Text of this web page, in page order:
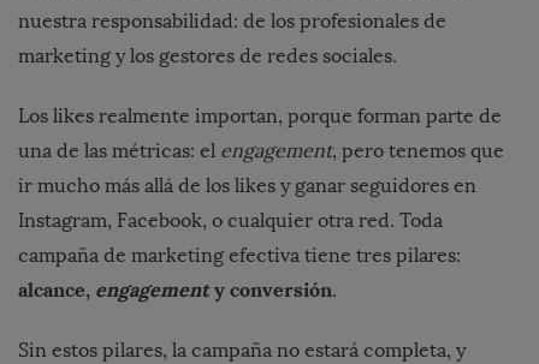
nuestra responsabilidad: de los profesionales de
marketing y los gestores de redes sociales.
Los likes realmente importan, porque forman parte de
una de las métricas: el engagement, pero tenemos que
ir mucho más allá de los likes y ganar seguidores en
Instagram, Facebook, o cualquier otra red. Toda
campaña de marketing efectiva tiene tres pilares:
alcance, engagementy conversión.
Sin estos pilares, la campaña no estará completa, y